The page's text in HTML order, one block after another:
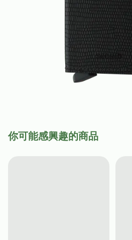
你可能感興趣的商品